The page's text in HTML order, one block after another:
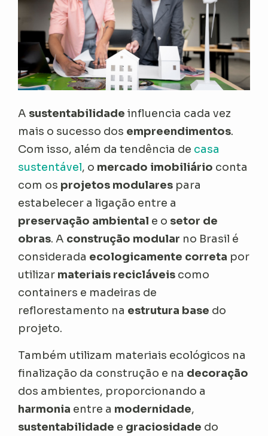
A sustentabilidade influencia cada vez
mais o sucesso dos empreendimentos.
Com isso, além da tendência de casa
sustentável, o mercado imobiliário conta
com os projetos modulares para
estabelecer a ligação entre a
preservação ambiental e o setor de
obras. A construção modular no Brasil é
considerada ecologicamente correta por
utilizar materiais recicláveis como
containers e madeiras de
reflorestamento na estrutura base do
projeto.
Também utilizam materiais ecológicos na
finalização da construção e na decoração
dos ambientes, proporcionando a
harmonia entre a modernidade,
sustentabilidade e graciosidade do